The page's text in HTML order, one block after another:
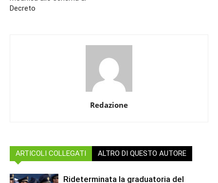
Decreto
Redazione
ARTICOLI COLLEGATI ALTRO DI QUESTO AUTORE
Rideterminata la graduatoria del